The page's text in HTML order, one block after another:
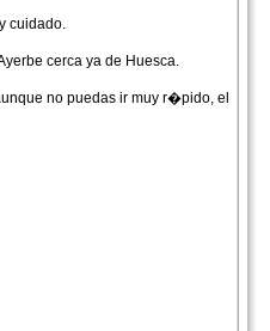
cuidado.
cerca ya de Huesca.
no puedas ir muy r�pido, el